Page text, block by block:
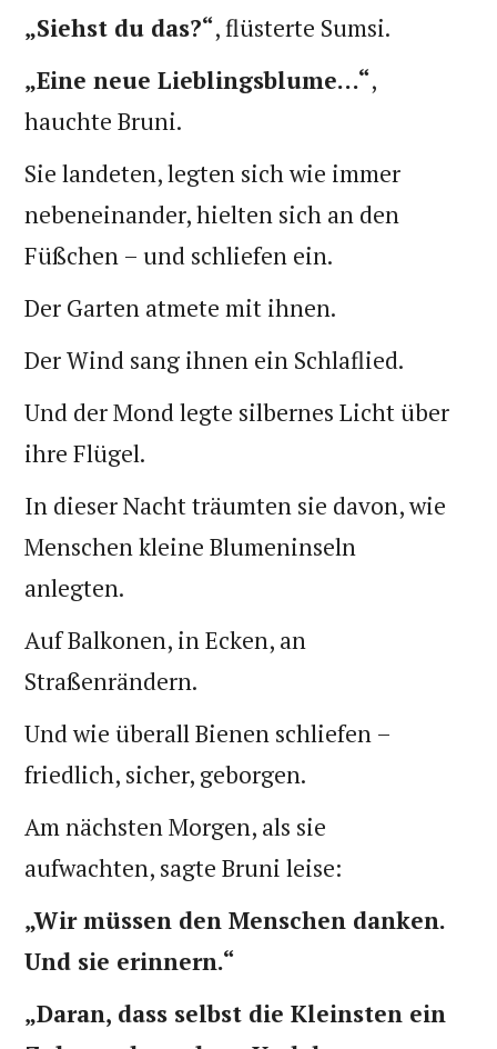
„Siehst du das?“, flüsterte Sumsi.
„Eine neue Lieblingsblume…“,
hauchte Bruni.
Sie landeten, legten sich wie immer
nebeneinander, hielten sich an den
Füßchen – und schliefen ein.
Der Garten atmete mit ihnen.
Der Wind sang ihnen ein Schlaflied.
Und der Mond legte silbernes Licht über
ihre Flügel.
In dieser Nacht träumten sie davon, wie
Menschen kleine Blumeninseln
anlegten.
Auf Balkonen, in Ecken, an
Straßenrändern.
Und wie überall Bienen schliefen –
friedlich, sicher, geborgen.
Am nächsten Morgen, als sie
aufwachten, sagte Bruni leise:
„Wir müssen den Menschen danken.
Und sie erinnern.“
„Daran, dass selbst die Kleinsten ein